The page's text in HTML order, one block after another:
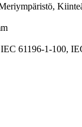
61196-1-100,